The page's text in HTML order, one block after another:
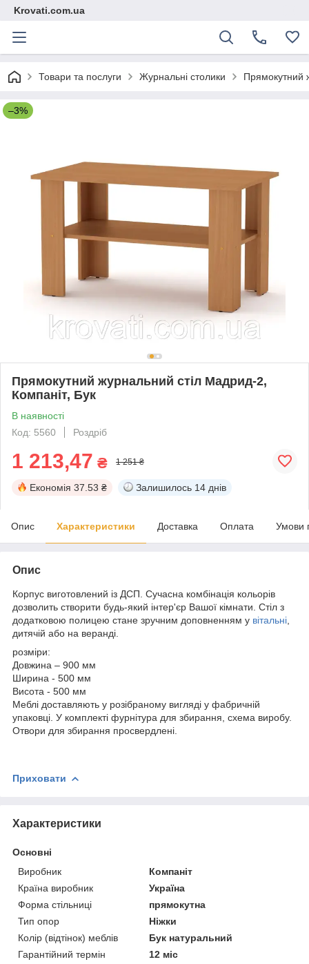
Krovati.com.ua
Товари та послуги Журнальні столики Прямокутний
–3%
Прямокутний журнальний стіл Мадрид-2,
Компаніт, Бук
В наявності
Код: 5560
Роздріб
1 213,47 ₴ 1 251 ₴
Економія 37.53 ₴ Залишилось 14 днів
Опис Характеристики Доставка Оплата Умови
Опис
Корпус виготовлений із ДСП. Сучасна комбінація кольорів
дозволить створити будь-який інтер'єр Вашої кімнати. Стіл з
додатковою полицею стане зручним доповненням у вітальні
дитячій або на веранді.
розміри:
Довжина – 900 мм
Ширина - 500 мм
Висота - 500 мм
Меблі доставляють у розібраному вигляді у фабричній
упаковці. У комплекті фурнітура для збирання, схема виробу.
Отвори для збирання просвердлені.
Приховати
Характеристики
Основні
Виробник
Компаніт
Країна виробник
Україна
Форма стільниці
прямокутна
Тип опор
Ніжки
Колір (відтінок) меблів
Бук натуральний
Гарантійний термін
12 міс